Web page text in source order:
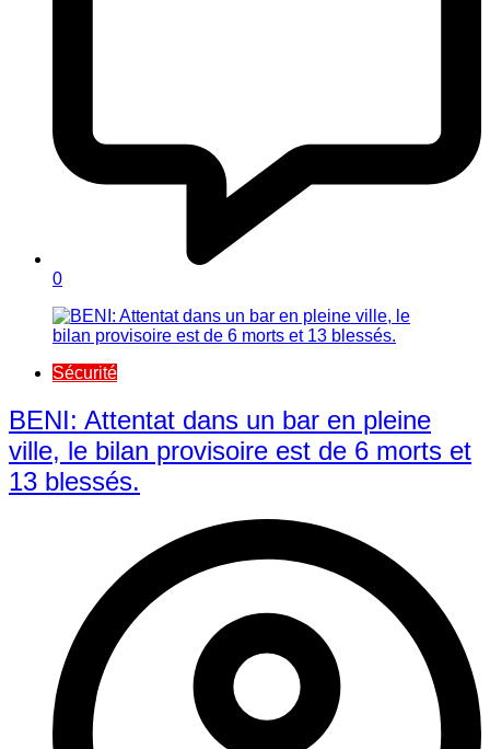
0
Sécurité
BENI: Attentat dans un bar en pleine
ville, le bilan provisoire est de 6 morts et
13 blessés.